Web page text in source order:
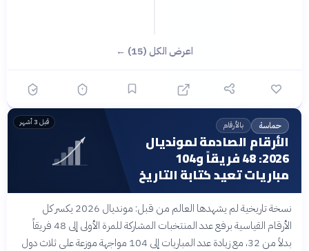
اعرض الكل (15) ←
حماسة بالأرقام
الأرقام الصادمة لمونديال
2026: 48 فريقاً و104
مباريات تعيد كتابة التاريخ
قبل 3 أشهر
نسخة تاريخية لم يشهدها العالم من قبل: مونديال 2026 يكسر كل
الأرقام القياسية برفع عدد المنتخبات المشاركة للمرة الأولى إلى 48 فريقاً
بدلاً من 32، مع زيادة عدد المباريات إلى 104 مواجهة موزعة على ثلاث دول